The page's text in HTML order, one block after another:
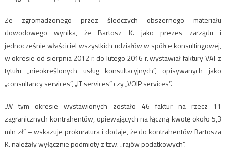
Ze zgromadzonego przez śledczych obszernego materiału
dowodowego wynika, że Bartosz K. jako prezes zarządu i
jednocześnie właściciel wszystkich udziałów w spółce konsultingowej,
w okresie od sierpnia 2012 r. do lutego 2016 r. wystawiał faktury VAT z
tytułu „nieokreślonych usług konsultacyjnych”, opisywanych jako
„consultancy services”, „IT services” czy „VOIP services”.
„W tym okresie wystawionych zostało 46 faktur na rzecz 11
zagranicznych kontrahentów, opiewających na łączną kwotę około 5,3
mln zł” – wskazuje prokuratura i dodaje, że do kontrahentów Bartosza
K. należały wyłącznie podmioty z tzw. „rajów podatkowych”.